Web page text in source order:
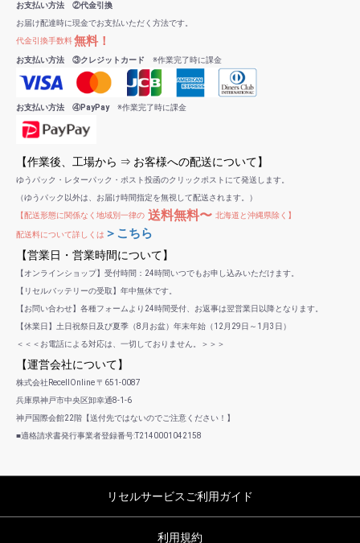
お支払い方法 ②代金引換
お届け配達時に現金でお支払いただく方法です。
代金引換手数料無料！
お支払い方法 ③クレジットカード ※作業完了時に課金
お支払い方法 ④PayPay※作業完了時に課金
【作業後、工場から ⇒ お客様への配送について】
ゆうパック・レターパック・ポスト投函のクリックポストにて発送します。
（ゆうパック以外は、お届け時間指定を無視して配送されます。）
【配送形態に関係なく地域別一律の 送料無料〜 北海道と沖縄県除く】
配送料について詳しくは ＞こちら
【営業日・営業時間について】
【オンラインショップ】受付時間：24時間いつでもお申し込みいただけます。
【リセルバッテリーの受取】年中無休です。
【お問い合わせ】各種フォームより24時間受付、お返事は翌営業日以降となります。
【休業日】土日祝祭日及び夏季（8月お盆）年末年始（12月29日～1月3日）
＜＜＜お電話による対応は、一切しておりません。＞＞＞
【運営会社について】
株式会社RecellOnline 〒651-0087
兵庫県神戸市中央区卸幸通8-1-6
神戸国際会館22階【送付先ではないのでご注意ください！】
■適格請求書発行事業者登録番号:T2140001042158
リセルサービスご利用ガイド
利用規約